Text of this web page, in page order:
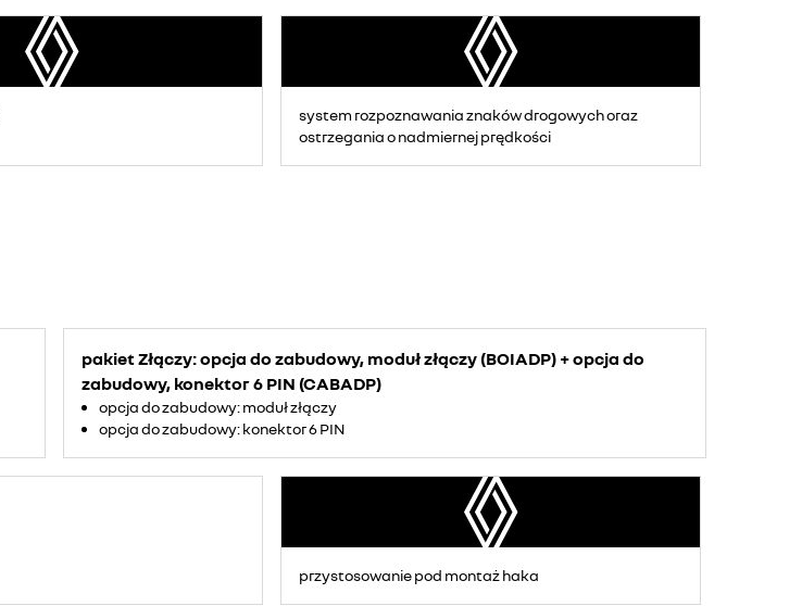
system rozpoznawania znaków drogowych oraz
ostrzegania o nadmiernej prędkości
pakiet Złączy: opcja do zabudowy, moduł złączy (BOIADP) + opcja do
zabudowy, konektor 6 PIN (CABADP)
opcja do zabudowy: moduł złączy
opcja do zabudowy: konektor 6 PIN
przystosowanie pod montaż haka